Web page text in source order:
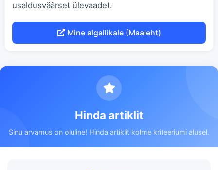
usaldusväärset ülevaadet.
Mine algallikale (Maaleht)
Hinda artiklit
Sinu arvamus on oluline! Hinda artiklit kolme kriteeriumi alusel.